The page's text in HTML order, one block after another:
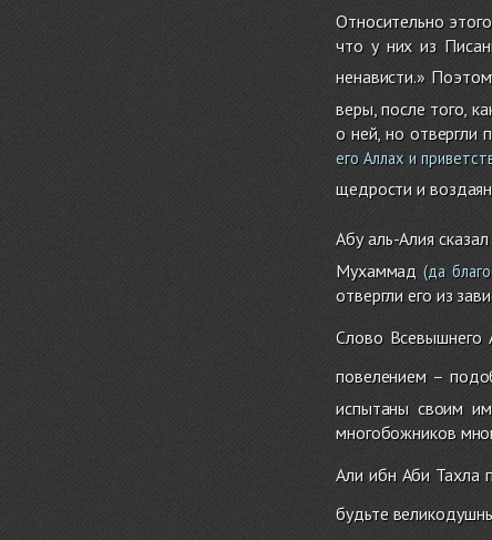
Относительно
что у них из
ненависти.»
веры, после того,
о ней, но отвергли
его Аллах и
щедрости и
Абу аль-Алия
Мухаммад (да
отвергли его из
Слово Всевышнего
повелением –
испытаны своим
многобожников
Али ибн Аби Тахла
будьте